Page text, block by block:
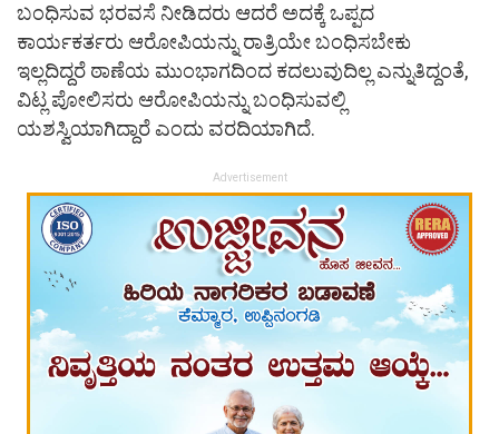
ಬಂಧಿಸುವ ಭರವಸೆ ನೀಡಿದರು ಆದರೆ ಅದಕ್ಕೆ ಒಪ್ಪದ
ಕಾರ್ಯಕರ್ತರು ಆರೋಪಿಯನ್ನು ರಾತ್ರಿಯೇ ಬಂಧಿಸಬೇಕು
ಇಲ್ಲದಿದ್ದರೆ ಠಾಣೆಯ ಮುಂಭಾಗದಿಂದ ಕದಲುವುದಿಲ್ಲ ಎನ್ನುತಿದ್ದಂತೆ,
ವಿಟ್ಲ ಪೋಲಿಸರು ಆರೋಪಿಯನ್ನು ಬಂಧಿಸುವಲ್ಲಿ
ಯಶಸ್ವಿಯಾಗಿದ್ದಾರೆ ಎಂದು ವರದಿಯಾಗಿದೆ.
Advertisement